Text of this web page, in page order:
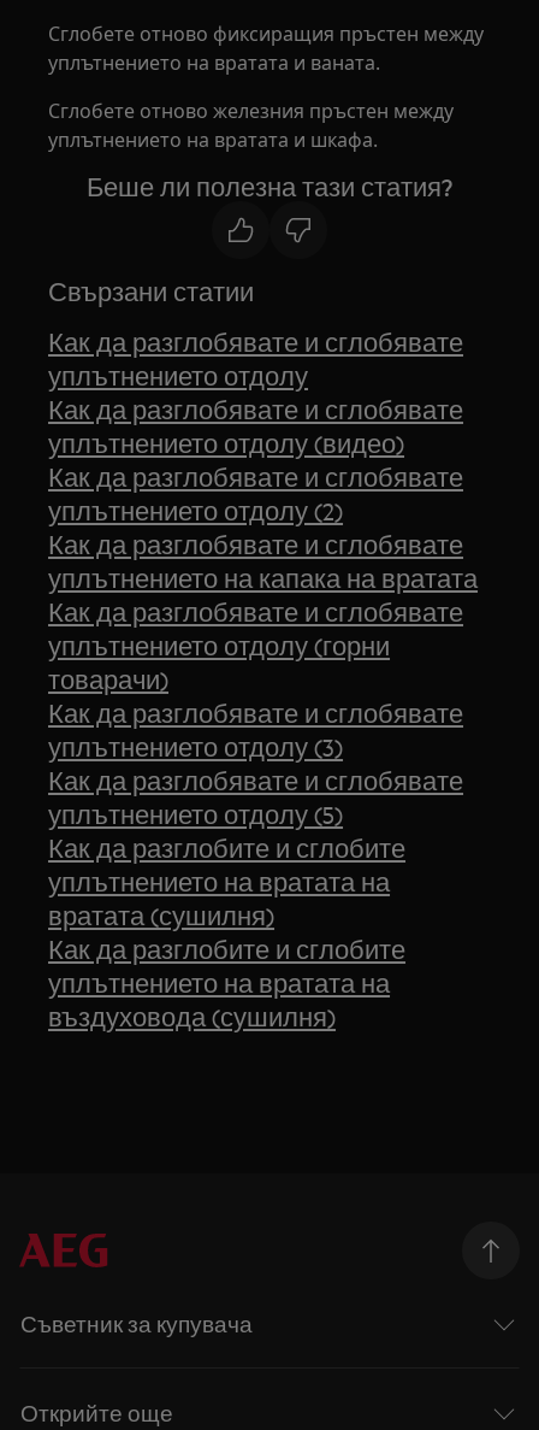
Сглобете отново фиксиращия пръстен между
уплътнението на вратата и ваната.
Сглобете отново железния пръстен между
уплътнението на вратата и шкафа.
Беше ли полезна тази статия?
Свързани статии
Как да разглобявате и сглобявате
уплътнението отдолу
Как да разглобявате и сглобявате
уплътнението отдолу (видео)
Как да разглобявате и сглобявате
уплътнението отдолу (2)
Как да разглобявате и сглобявате
уплътнението на капака на вратата
Как да разглобявате и сглобявате
уплътнението отдолу (горни
товарачи)
Как да разглобявате и сглобявате
уплътнението отдолу (3)
Как да разглобявате и сглобявате
уплътнението отдолу (5)
Как да разглобите и сглобите
уплътнението на вратата на
вратата (сушилня)
Как да разглобите и сглобите
уплътнението на вратата на
въздуховода (сушилня)
Съветник за купувача
Открийте още